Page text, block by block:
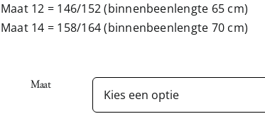
Maat 12 = 146/152 (binnenbeenlengte 65 cm)
Maat 14 = 158/164 (binnenbeenlengte 70 cm)
Maat